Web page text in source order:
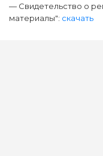
— Свидетельство о
материалы": скачать